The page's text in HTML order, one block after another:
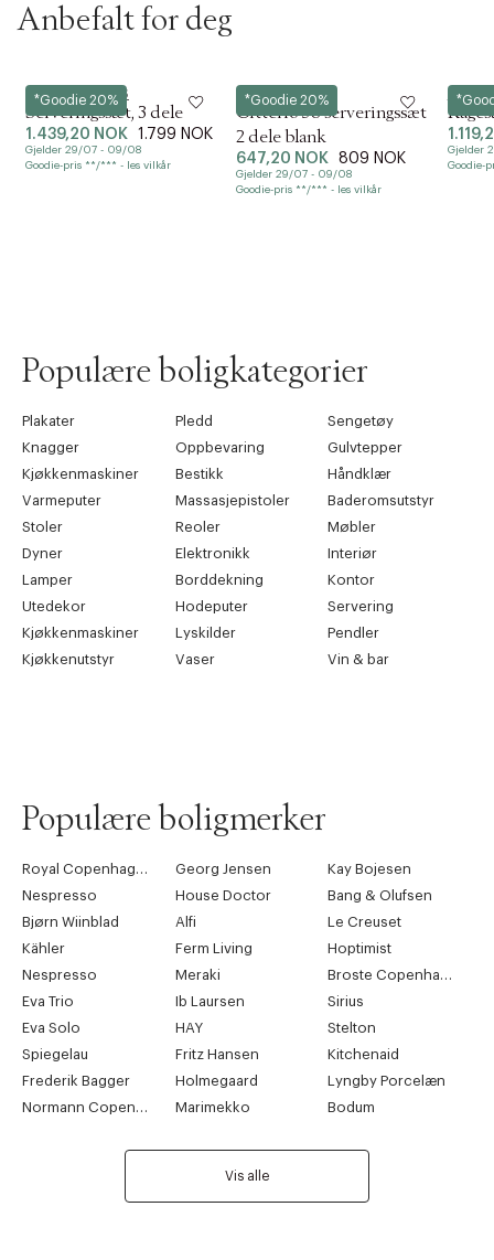
Anbefalt for deg
*Goodie 20%
Kay Bojesen ApS
Serveringssæt, 3 dele
1.439,20 NOK 1.799 NOK
Gjelder 29/07 - 09/08
Goodie-pris **/*** - les vilkår
*Goodie 20%
Iittala
Citterio 98 serveringssæt
2 dele blank
647,20 NOK 809 NOK
Gjelder 29/07 - 09/08
Goodie-pris **/*** - les vilkår
Kay
Gjelder
Goodie-
Forrige
Populære boligkategorier
Plakater Pledd
Sengetøy
Knagger
Oppbevaring
Gulvtepper
Kjøkkenmaskiner
Bestikk
Håndklær
Varmeputer
Massasjepistoler
Baderomsutstyr
Stoler
Reoler
Møbler
Dyner
Elektronikk
Interiør
Lamper
Borddekning
Kontor
Utedekor
Hodeputer
Servering
Kjøkkenmaskiner
Lyskilder
Pendler
Kjøkkenutstyr
Vaser Vin & bar
Populære boligmerker
Royal Copenhagen Georg Jensen
Kay Bojesen
Nespresso
House Doctor
Bang & Olufsen
Bjørn Wiinblad
Alfi
Le Creuset
Kähler
Ferm Living
Hoptimist
Nespresso
Meraki
Broste Copenhagen
Eva Trio
Ib Laursen
Sirius
Eva Solo
HAY
Stelton
Spiegelau
Fritz Hansen
Kitchenaid
Frederik Bagger
Holmegaard
Lyngby Porcelæn
Normann Copenhagen
Marimekko Bodum
Vis alle